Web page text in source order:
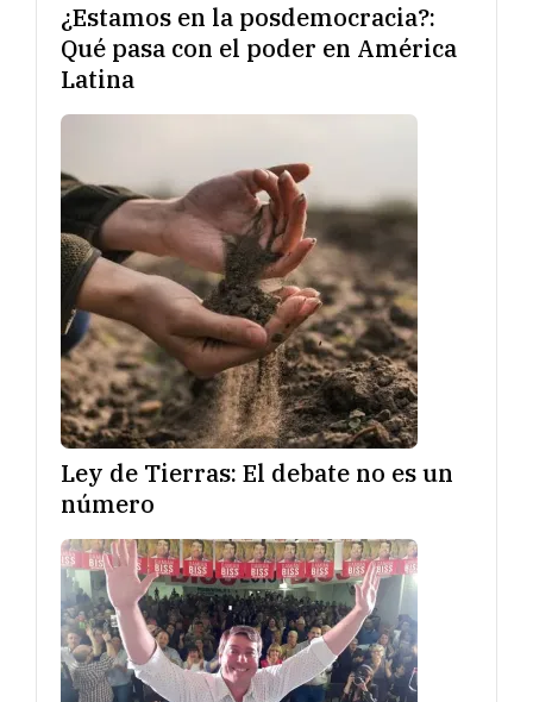
¿Estamos en la posdemocracia?:
Qué pasa con el poder en América
Latina
Ley de Tierras: El debate no es un
número